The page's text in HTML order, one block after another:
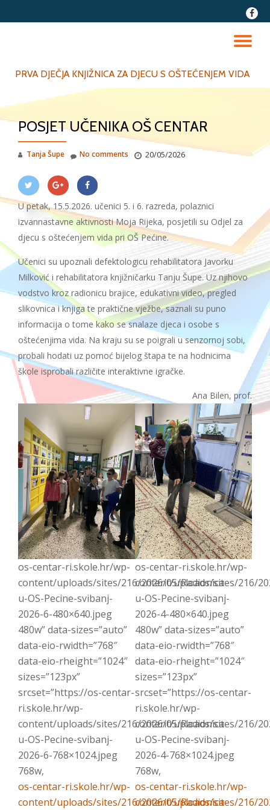
fa-
PRVA DJEČJA KNJIŽNICA ZA DJECU S OŠTEĆENJEM VIDA
POSJET UČENIKA OŠ CENTAR
Tanja Šupe 20/05/2026
No comments
U petak, 15.5.2026. učenici 5. i 6. razreda, polaznici
izvannastavne aktivnosti Moja Rijeka, posjetili su Odjel za
djecu s oštećenjem vida pri OŠ Pećine.
Učenici su upoznali defektologicu rehabilitatora Javorku
Milković i rehabilitatora knjižničarku Tanju Šupe. Uz njihovo
vodstvo kroz radionicu brajice, edukativni video, pregled
slikovnica i knjiga te praktične vježbe, saznali su puno
informacija o tome kako se snalaze djeca i osobe s
oštećenjima vida. Na kraju su se poigrali u senzornoj sobi,
probali hodati uz pomoć bijelog štapa te na hodnicima
škole isprobali različite interaktivne igračke.
Ana Bilen, prof.
os-centar-ri.skole.hr/wp-
content/uploads/sites/216/2026/05/Radionica-
u-OS-Pecine-svibanj-
2026-6-480×640.jpeg
480w” data-sizes=”auto”
data-eio-rwidth=”768″
data-eio-rheight=”1024″
sizes=”123px”
srcset=”https://os-centar-
ri.skole.hr/wp-
content/uploads/sites/216/2026/05/Radionica-
u-OS-Pecine-svibanj-
2026-6-768×1024.jpeg
768w,
os-centar-ri.skole.hr/wp-
content/uploads/sites/216/2026/05/Radionica-
os-centar-ri.skole.hr/wp-
content/uploads/sites/216/
u-OS-Pecine-svibanj-
2026-4-480×640.jpeg
480w” data-sizes=”auto”
data-eio-rwidth=”768″
data-eio-rheight=”1024″
sizes=”123px”
srcset=”https://os-centar-
ri.skole.hr/wp-
content/uploads/sites/216/
u-OS-Pecine-svibanj-
2026-4-768×1024.jpeg
768w,
os-centar-ri.skole.hr/wp-
content/uploads/sites/216/